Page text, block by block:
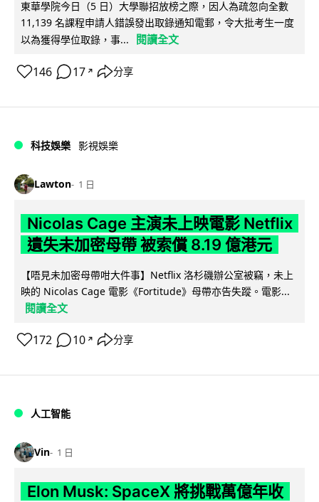
東華學院今日（5 日）大學聯招放榜之際，因人為疏忽向全數
11,139 名課程申請人錯誤發出取錄通知電郵，令大批考生一度
以為獲得學位取錄，事...
閱讀全文
146 17 ↗ 分享
科技娛樂 影視娛樂
Lawton 1 日
Nicolas Cage 主演未上映電影 Netflix
遺失未加密母帶 被索償 8.19 億港元
【唔見未加密母帶咁大件事】Netflix 洛杉磯辦公室被竊，未上
映的 Nicolas Cage 電影《Fortitude》母帶亦告失蹤。電影...
閱讀全文
172 10 ↗ 分享
人工智能
Vin 1 日
Elon Musk: SpaceX 將挑戰萬億年收